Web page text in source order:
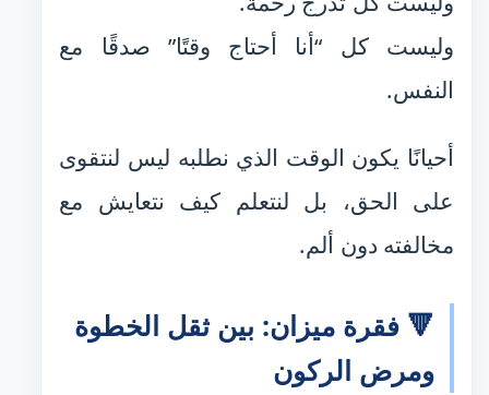
وليست كل “أنا أحتاج وقتًا” صدقًا مع
النفس.
أحيانًا يكون الوقت الذي نطلبه ليس لنتقوى
على الحق، بل لنتعلم كيف نتعايش مع
مخالفته دون ألم.
🔻 فقرة ميزان: بين ثقل الخطوة
ومرض الركون